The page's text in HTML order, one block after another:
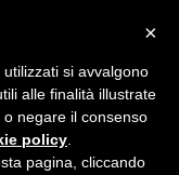
×
si avvalgono
alle finalità illustrate
negare il consenso
policy
pagina, cliccando